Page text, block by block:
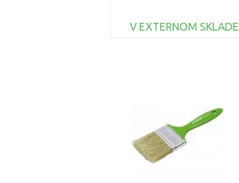
V EXTERNOM SKLADE